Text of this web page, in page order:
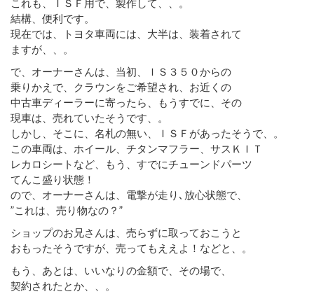
結構、便利です。
現在では、トヨタ車両には、大半は、装着されて
ますが、、。
で、オーナーさんは、当初、ＩＳ３５０からの
乗りかえで、クラウンをご希望され、お近くの
中古車ディーラーに寄ったら、もうすでに、その
現車は、売れていたそうです、。
しかし、そこに、名札の無い、ＩＳＦがあったそうで、。
この車両は、ホイール、チタンマフラー、サスＫＩＴ
レカロシートなど、もう、すでにチューンドパーツ
てんこ盛り状態！
ので、オーナーさんは、電撃が走り､放心状態で、
”これは、売り物なの？”
ショップのお兄さんは、売らずに取っておこうと
おもったそうですが、売ってもええよ！などと、。
もう、あとは、いいなりの金額で、その場で、
契約されたとか、、。